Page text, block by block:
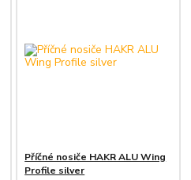
Příčné nosiče HAKR ALU Wing
Profile silver